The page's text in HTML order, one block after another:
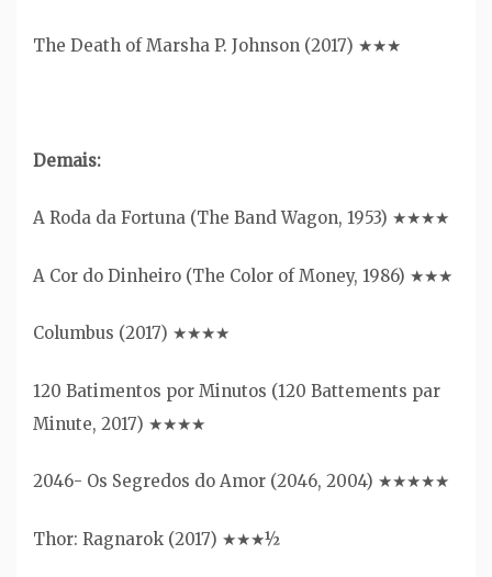
The Death of Marsha P. Johnson (2017) ★★★
Demais:
A Roda da Fortuna (The Band Wagon, 1953) ★★★★
A Cor do Dinheiro (The Color of Money, 1986) ★★★
Columbus (2017) ★★★★
120 Batimentos por Minutos (120 Battements par
Minute, 2017) ★★★★
2046- Os Segredos do Amor (2046, 2004) ★★★★★
Thor: Ragnarok (2017) ★★★½